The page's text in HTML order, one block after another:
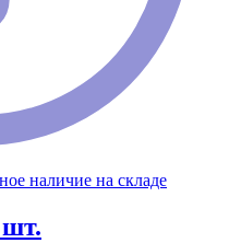
наличие на складе